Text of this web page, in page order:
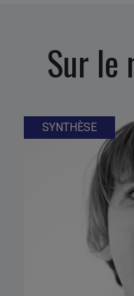
Sur le
SYNTHÈSE